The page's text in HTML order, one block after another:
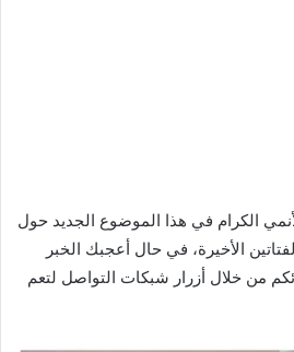
الكرام في هذا الموضوع الجديد حول
الأخيرة، في حال أعجبك الخبر
من خلال أزرار شبكات التواصل لتعم